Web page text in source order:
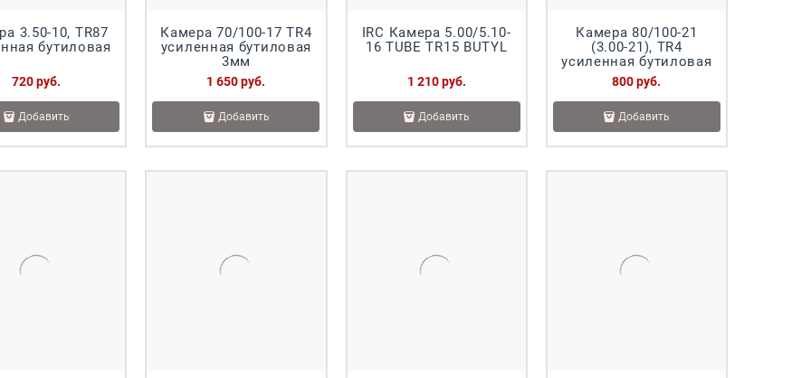
3.50-10, TR87
бутиловая
720 руб.
Добавить
Камера 70/100-17 TR4
усиленная бутиловая
3мм
1 650 руб.
Добавить
IRC Камера 5.00/5.10-
16 TUBE TR15 BUTYL
1 210 руб.
Добавить
Камера 80/100-21
(3.00-21), TR4
усиленная бутиловая
800 руб.
Добавить